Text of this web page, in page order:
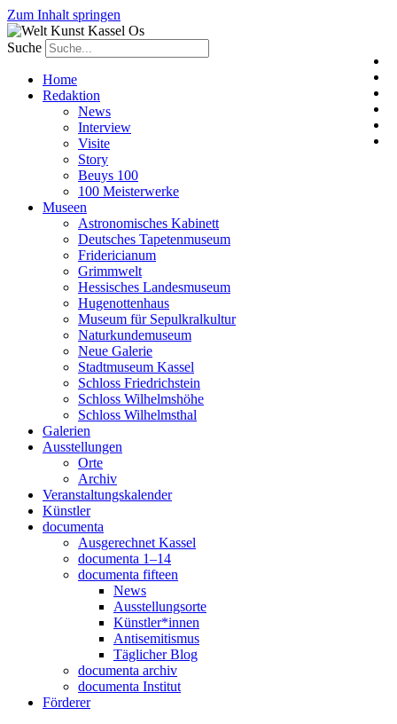
Zum Inhalt springen
Suche
Home
Redaktion
News
Interview
Visite
Story
Beuys 100
100 Meisterwerke
Museen
Astronomisches Kabinett
Deutsches Tapetenmuseum
Fridericianum
Grimmwelt
Hessisches Landesmuseum
Hugenottenhaus
Museum für Sepulkralkultur
Naturkundemuseum
Neue Galerie
Stadtmuseum Kassel
Schloss Friedrichstein
Schloss Wilhelmshöhe
Schloss Wilhelmsthal
Galerien
Ausstellungen
Orte
Archiv
Veranstaltungskalender
Künstler
documenta
Ausgerechnet Kassel
documenta 1–14
documenta fifteen
News
Ausstellungsorte
Künstler*innen
Antisemitismus
Täglicher Blog
documenta archiv
documenta Institut
Förderer